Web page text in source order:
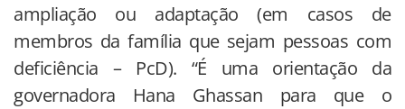
ampliação ou adaptação (em casos de
membros da família que sejam pessoas com
deficiência – PcD). “É uma orientação da
governadora Hana Ghassan para que o